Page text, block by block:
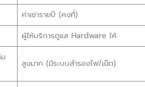
ค่าเช่ารายปี (คงที่)
ผู้ให้บริการดูแล Hardware ให้
สูงมาก (มีระบบสำรองไฟ/เน็ต)